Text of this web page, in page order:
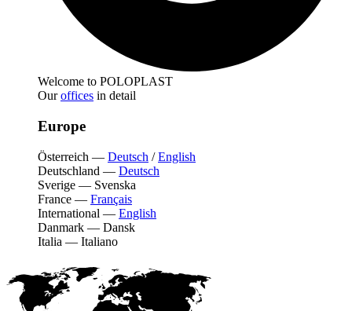
Welcome to POLOPLAST
Ouroffices in detail
Europe
Österreich — Deutsch /English
Deutschland — Deutsch
Sverige — Svenska
France — Français
International — English
Danmark — Dansk
Italia — Italiano